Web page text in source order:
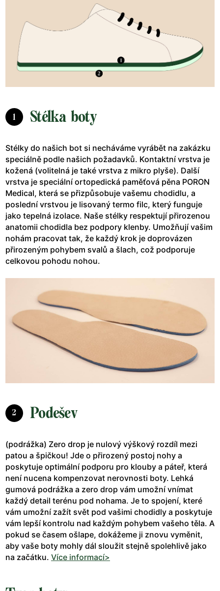
1 Stélka boty
Stélky do našich bot si necháváme vyrábět na zakázku
speciálně podle našich požadavků. Kontaktní vrstva je
kožená (volitelná je také vrstva z mikro plyše). Další
vrstva je speciální ortopedická paměťová pěna PORON
Medical, která se přizpůsobuje vašemu chodidlu, a
poslední vrstvou je lisovaný termo filc, který funguje
jako tepelná izolace. Naše stélky respektují přirozenou
anatomii chodidla bez podpory klenby. Umožňují vašim
nohám pracovat tak, že každý krok je doprovázen
přirozeným pohybem svalů a šlach, což podporuje
celkovou pohodu nohou.
2 Podešev
(podrážka) Zero drop je nulový výškový rozdíl mezi
patou a špičkou! Jde o přirozený postoj nohy a
poskytuje optimální podporu pro klouby a páteř, která
není nucena kompenzovat nerovnosti boty. Lehká
gumová podrážka a zero drop vám umožní vnímat
každý detail terénu pod nohama. Je to spojení, které
vám umožní zažít svět pod vašimi chodidly a poskytuje
vám lepší kontrolu nad každým pohybem vašeho těla. A
pokud se časem ošlape, dokážeme ji znovu vyměnit,
aby vaše boty mohly dál sloužit stejně spolehlivě jako
na začátku. Více informací>